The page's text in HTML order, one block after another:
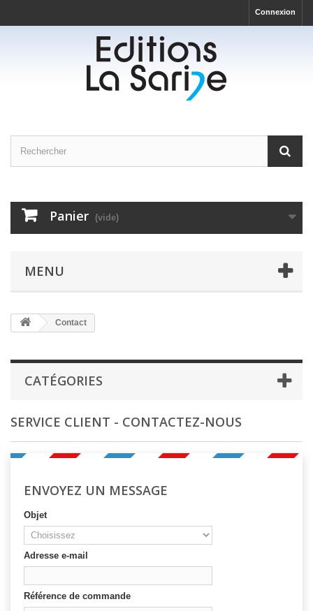
Connexion
Panier (vide)
MENU
Contact
CATÉGORIES
SERVICE CLIENT - CONTACTEZ-NOUS
ENVOYEZ UN MESSAGE
Objet
Adresse e-mail
Référence de commande